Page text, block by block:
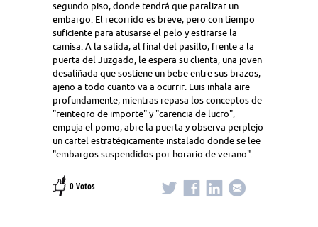
segundo piso, donde tendrá que paralizar un
embargo. El recorrido es breve, pero con tiempo
suficiente para atusarse el pelo y estirarse la
camisa. A la salida, al final del pasillo, frente a la
puerta del Juzgado, le espera su clienta, una joven
desaliñada que sostiene un bebe entre sus brazos,
ajeno a todo cuanto va a ocurrir. Luis inhala aire
profundamente, mientras repasa los conceptos de
"reintegro de importe" y "carencia de lucro",
empuja el pomo, abre la puerta y observa perplejo
un cartel estratégicamente instalado donde se lee
"embargos suspendidos por horario de verano".
0 Votos